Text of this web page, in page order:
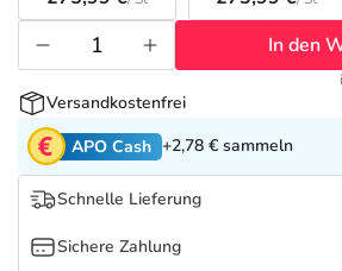
Tierapotheke
Vitamine & Mineralstoffe
Marken
Salus Deals
In den
Versandkostenfrei
APO Cash +2,78 € sammeln
Schnelle Lieferung
Sichere Zahlung